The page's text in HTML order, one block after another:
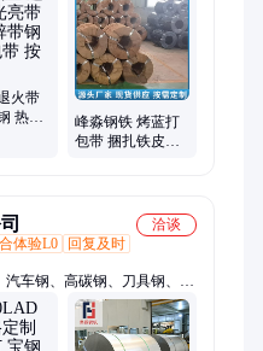
、镀锌扣件、镀锌管扣、钢
钢卷、盘扣脚手架、铁皮打
火带
热镀
峰淼钢铁 烤蓝打
包带 捆扎铁皮钢
洽谈
体验L0
回复及时
车钢、高碳钢、刀具钢、工